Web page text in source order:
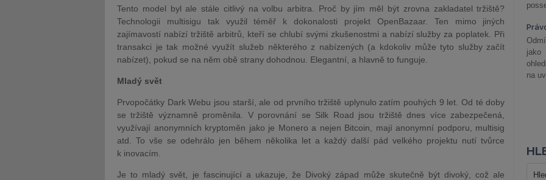
Tento model byl ale stále citlivý na volbu arbitra. Proč by jím měl být zrovna zakladatel tržiště?
Technologii multisigu tak využil téměř k dokonalosti projekt OpenBazaar. Ten mimo jiných
zajímavostí nabízí tržiště arbitrů, kteří se chlubí svými zkušenostmi a nabízí služby za poplatek. Při
transakci je tak možné využít služeb některého z nabízených (a kdokoliv může tyto služby začít
nabízet), pokud se na něm obě strany dohodnou. Elegantní, a hlavně to funguje.
Mladý svět
Prvopočátky Dark Webu jsou starší, ale od prvního tržiště uplynulo zatím pouhých 9 let. Od té doby
se tržiště významně proměnila. V porovnání se Silk Road jsou tržiště dnes více zabezpečená,
využívají anonymních kryptoměn jako je Monero a nejen Bitcoin, mají anonymní podporu, multisig
atd. To vše se odehrálo jen během několika let a každý další pád velkého projektu nutí tvůrce
k inovacím.
Je to mladý svět, je fascinující a ukazuje, že Divoký západ může skutečně být divoký, což ale
na